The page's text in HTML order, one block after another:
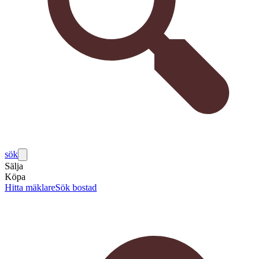
sök
Sälja
Köpa
Hitta mäklareSök bostad